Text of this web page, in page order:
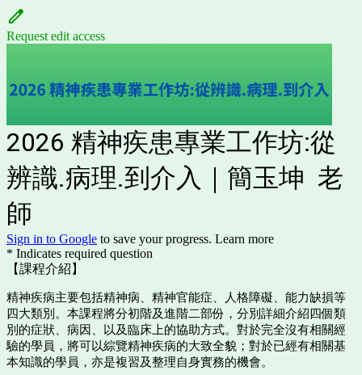
Request edit access
2026 精神疾患專業工作坊:從
辨識.病理.到介入｜簡玉坤 老
師
Sign in to Google to save your progress. Learn more
* Indicates required question
【課程介紹】
精神疾病主要包括精神病、精神官能症、人格障礙、能力缺損等
四大類別。本課程將分初階及進階二部份，分別詳細介紹四個類
別的症狀、病因、以及臨床上的協助方式。對於完全沒有相關經
驗的學員，將可以綜覽精神疾病的大致全貌；對於已經有相關基
本知識的學員，亦是複習及整理自身實務的機會。